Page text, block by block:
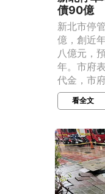
債90億
新北市停
億，創近
八億元，
年。市府
代金，市
看全文